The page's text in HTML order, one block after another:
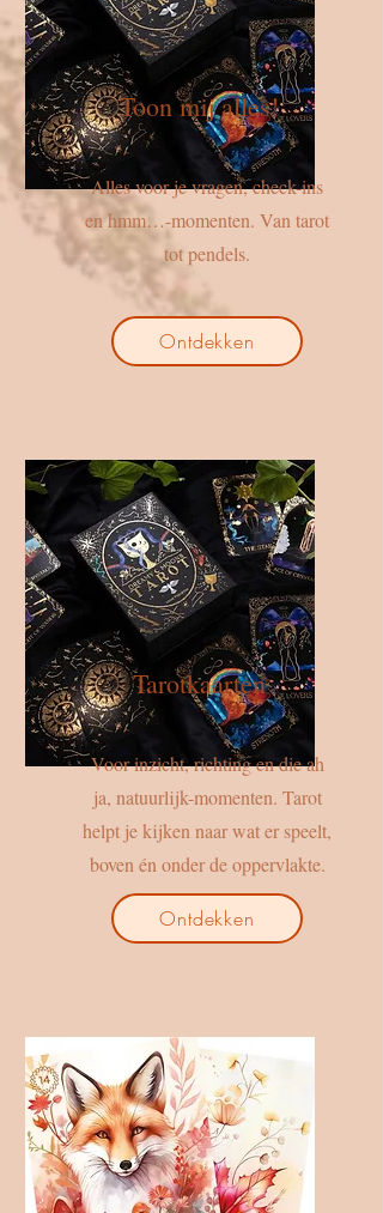
Toon mij alles!
Alles voor je vragen, check-ins
en hmm…-momenten. Van tarot
tot pendels.
Ontdekken
Tarotkaarten
Voor inzicht, richting en die ah
ja, natuurlijk-momenten. Tarot
helpt je kijken naar wat er speelt,
boven én onder de oppervlakte.
Ontdekken